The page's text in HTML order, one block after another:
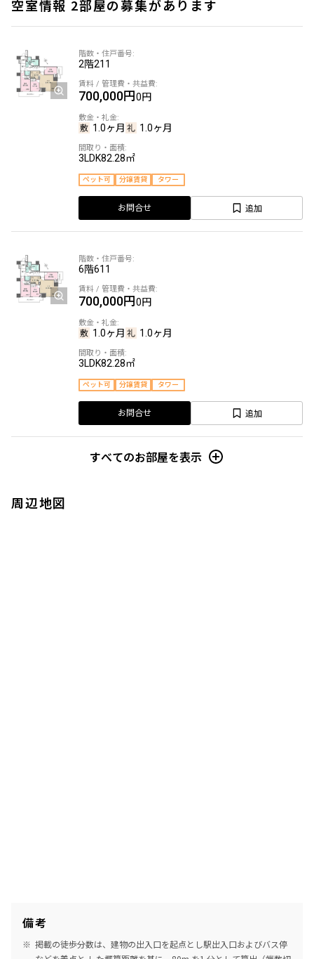
空室情報 2部屋の募集があります
2階211
700,000円0円
1.0ヶ月 1.0ヶ月
3LDK82.28㎡
ペット可 分譲賃貸 タワー
お問合せ 追加
6階611
700,000円0円
1.0ヶ月 1.0ヶ月
3LDK82.28㎡
ペット可 分譲賃貸 タワー
お問合せ 追加
すべてのお部屋を表示
周辺地図
備考
掲載の徒歩分数は、建物の出入口を起点とし駅出入口およびバス停